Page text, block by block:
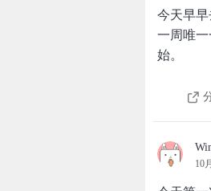
今天早
一周唯
始。
10